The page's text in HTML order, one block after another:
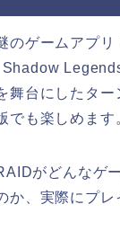
のゲームアプリ
舞台にしたタ
でも楽しめます
がどんなゲ
か、実際にプレ